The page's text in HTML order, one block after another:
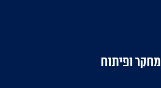
מחקר ופיתוח